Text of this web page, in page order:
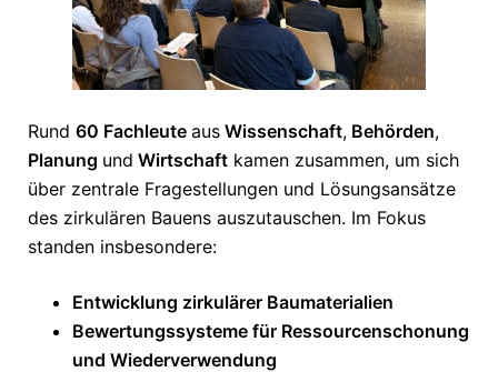
Rund 60 Fachleute aus Wissenschaft, Behörden,
Planung und Wirtschaft kamen zusammen, um sich
über zentrale Fragestellungen und Lösungsansätze
des zirkulären Bauens auszutauschen. Im Fokus
standen insbesondere:
Entwicklung zirkulärer Baumaterialien
Bewertungssysteme für Ressourcenschonung
und Wiederverwendung